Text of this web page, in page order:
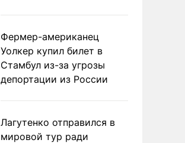
Фермер-американец
Уолкер купил билет в
Стамбул из-за угрозы
депортации из России
Лагутенко отправился в
мировой тур ради